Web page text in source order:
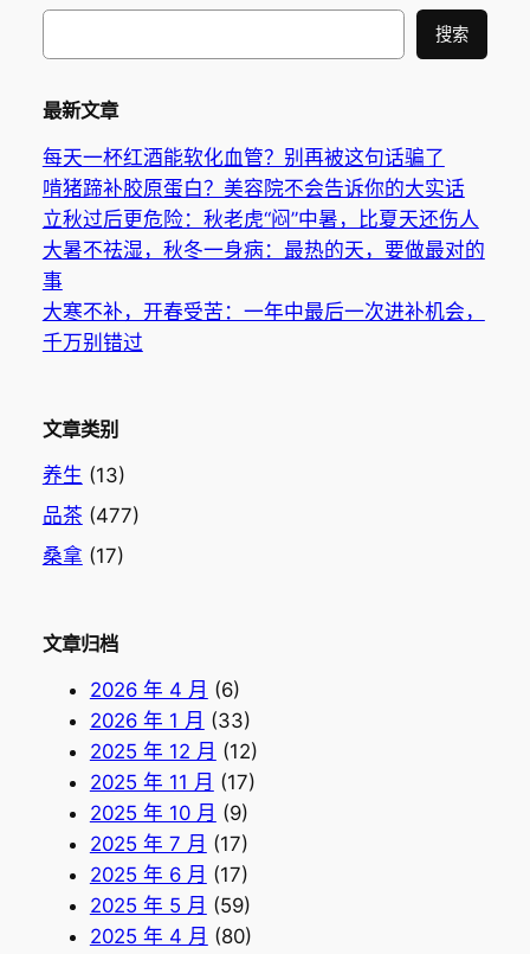
搜
搜索
最新文章
每天一杯红酒能软化血管？别再被这句话骗了
啃猪蹄补胶原蛋白？美容院不会告诉你的大实话
立秋过后更危险：秋老虎“闷”中暑，比夏天还伤人
大暑不祛湿，秋冬一身病：最热的天，要做最对的
事
大寒不补，开春受苦：一年中最后一次进补机会，
千万别错过
文章类别
养生 (13)
品茶 (477)
桑拿 (17)
文章归档
2026 年 4 月 (6)
2026 年 1 月 (33)
2025 年 12 月 (12)
2025 年 11 月 (17)
2025 年 10 月 (9)
2025 年 7 月 (17)
2025 年 6 月 (17)
2025 年 5 月 (59)
2025 年 4 月 (80)